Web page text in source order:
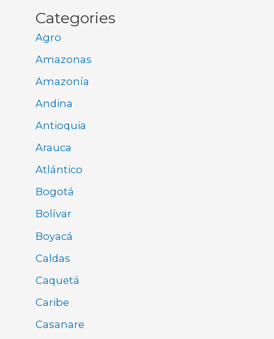
Categories
Agro
Amazonas
Amazonía
Andina
Antioquia
Arauca
Atlántico
Bogotá
Bolívar
Boyacá
Caldas
Caquetá
Caribe
Casanare